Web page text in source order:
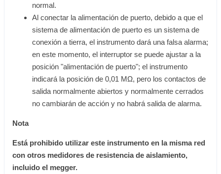
normal.
Al conectar la alimentación de puerto, debido a que el
sistema de alimentación de puerto es un sistema de
conexión a tierra, el instrumento dará una falsa alarma;
en este momento, el interruptor se puede ajustar a la
posición "alimentación de puerto"; el instrumento
indicará la posición de 0,01 MΩ, pero los contactos de
salida normalmente abiertos y normalmente cerrados
no cambiarán de acción y no habrá salida de alarma.
Nota
Está prohibido utilizar este instrumento en la misma red
con otros medidores de resistencia de aislamiento,
incluido el megger.